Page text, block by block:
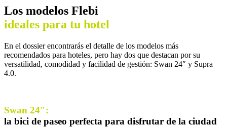
Los modelos Flebi
ideales para tu hotel
En el dossier encontrarás el detalle de los modelos más
recomendados para hoteles, pero hay dos que destacan por su
versatilidad, comodidad y facilidad de gestión: Swan 24″ y Supra
4.0.
Swan 24":
la bici de paseo perfecta para disfrutar de la ciudad